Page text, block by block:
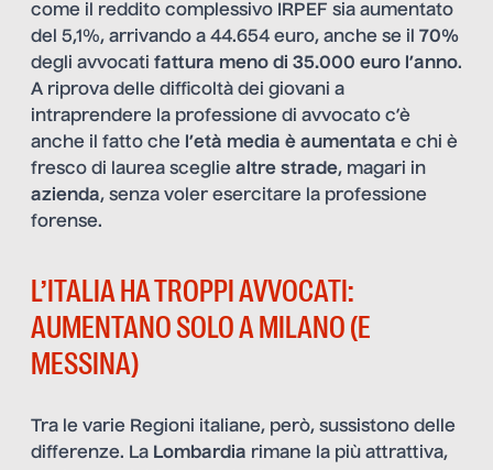
come il reddito complessivo IRPEF sia aumentato
del 5,1%, arrivando a 44.654 euro, anche se il 70%
degli avvocati fattura meno di 35.000 euro l’anno.
A riprova delle difficoltà dei giovani a
intraprendere la professione di avvocato c’è
anche il fatto che l’età media è aumentata e chi è
fresco di laurea sceglie altre strade, magari in
azienda, senza voler esercitare la professione
forense.
L’ITALIA HA TROPPI AVVOCATI:
AUMENTANO SOLO A MILANO (E
MESSINA)
Tra le varie Regioni italiane, però, sussistono delle
differenze. La Lombardia rimane la più attrattiva,